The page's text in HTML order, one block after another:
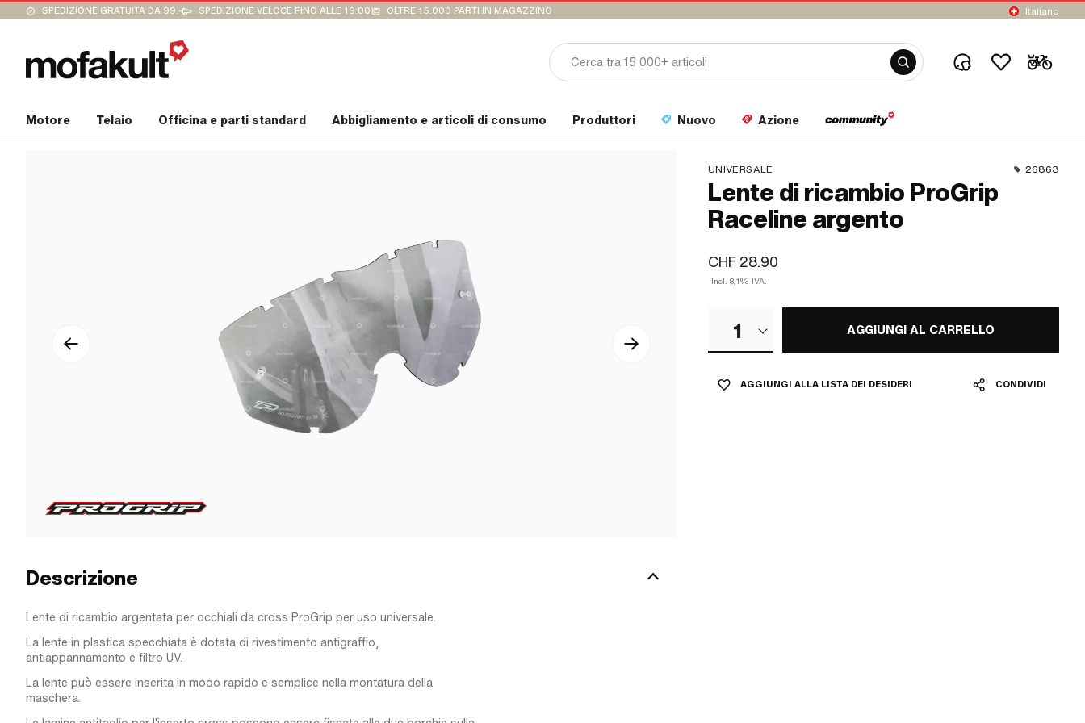
SPEDIZIONE GRATUITA DA 99.- SPEDIZIONE VELOCE FINO ALLE 19:00 OLTRE 15.000 PARTI IN MAGAZZINO Italiano
Motore Telaio Officina e parti standard Abbigliamento e articoli di consumo Produttori Nuovo Azione
UNIVERSALE 26863
Lente di ricambio ProGrip
Raceline argento
CHF 28.90
Incl. 8,1% IVA.
1 AGGIUNGI AL CARRELLO
AGGIUNGI ALLA LISTA DEI DESIDERI CONDIVIDI
Descrizione
Lente di ricambio argentata per occhiali da cross ProGrip per uso universale.
La lente in plastica specchiata è dotata di rivestimento antigraffio,
antiappannamento e filtro UV.
La lente può essere inserita in modo rapido e semplice nella montatura della
maschera.